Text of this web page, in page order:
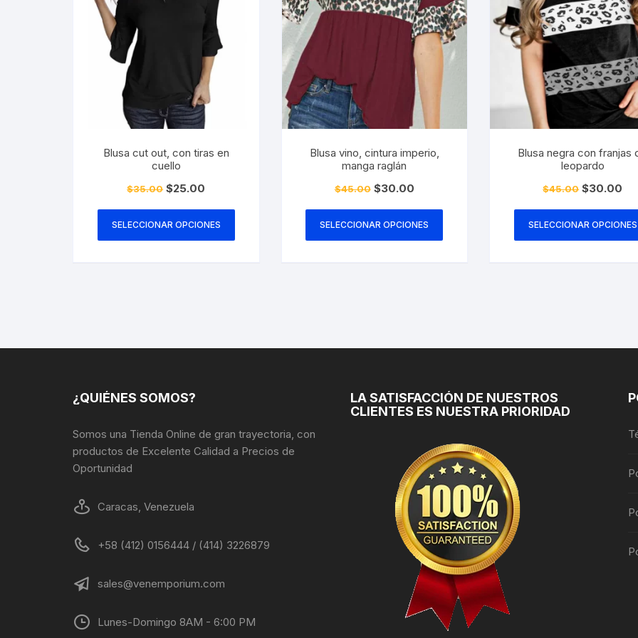
Blusa cut out, con tiras en
cuello
$35.00 El
original
era:
$35.00.
$25.00
actual
es:
$25.00.
SELECCIONAR OPCIONES
Este
tiene
pueden
de
producto
Blusa vino, cintura imperio,
manga raglán
$45.00 El
original
era:
$45.00.
$30.00El
actual
es:
$30.00.
SELECCIONAR OPCIONES
Este
tiene
pueden
la
página
producto
Blusa negra con franjas
leopardo
$45.00 El
original
era:
$45.00.
$30.00
es:
SELECCIONAR OPCIONES
¿QUIÉNES SOMOS?
Somos una Tienda Online de gran trayectoria, con
productos de Excelente Calidad a Precios de
Oportunidad
Caracas, Venezuela
+58 (412) 0156444 / (414) 3226879
sales@venemporium.com
Lunes-Domingo 8AM - 6:00 PM
LA SATISFACCIÓN DE NUESTROS
CLIENTES ES NUESTRA PRIORIDAD